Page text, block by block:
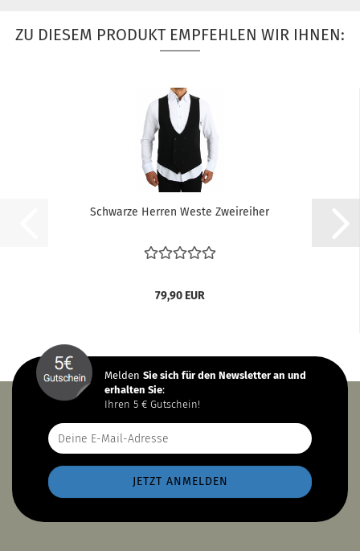
ZU DIESEM PRODUKT EMPFEHLEN WIR IHNEN:
Schwarze Herren Weste Zweireiher
79,90 EUR
Melden Sie sich für den Newsletter an und
erhalten Sie:
Ihren 5 € Gutschein!